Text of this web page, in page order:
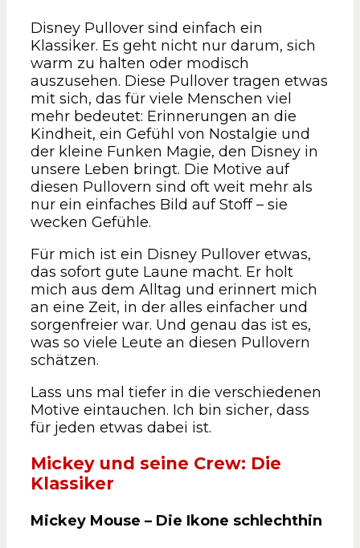
Disney Pullover sind einfach ein
Klassiker. Es geht nicht nur darum, sich
warm zu halten oder modisch
auszusehen. Diese Pullover tragen etwas
mit sich, das für viele Menschen viel
mehr bedeutet: Erinnerungen an die
Kindheit, ein Gefühl von Nostalgie und
der kleine Funken Magie, den Disney in
unsere Leben bringt. Die Motive auf
diesen Pullovern sind oft weit mehr als
nur ein einfaches Bild auf Stoff – sie
wecken Gefühle.
Für mich ist ein Disney Pullover etwas,
das sofort gute Laune macht. Er holt
mich aus dem Alltag und erinnert mich
an eine Zeit, in der alles einfacher und
sorgenfreier war. Und genau das ist es,
was so viele Leute an diesen Pullovern
schätzen.
Lass uns mal tiefer in die verschiedenen
Motive eintauchen. Ich bin sicher, dass
für jeden etwas dabei ist.
Mickey und seine Crew: Die
Klassiker
Mickey Mouse – Die Ikone schlechthin